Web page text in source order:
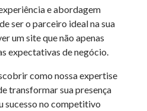
e abordagem
ser o parceiro ideal na sua
um site que não apenas
expectativas de negócio.
como nossa expertise
transformar sua presença
sucesso no competitivo